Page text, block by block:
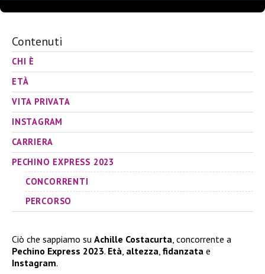
Contenuti
CHI È
ETÀ
VITA PRIVATA
INSTAGRAM
CARRIERA
PECHINO EXPRESS 2023
CONCORRENTI
PERCORSO
Ciò che sappiamo su Achille Costacurta, concorrente a
Pechino Express 2023. Età, altezza, fidanzata e
Instagram.